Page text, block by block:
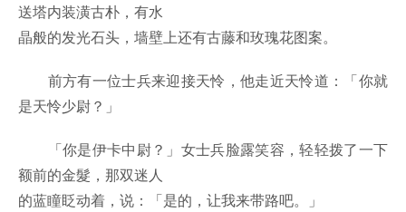
送塔内装潢古朴，有水
晶般的发光石头，墙壁上还有古藤和玫瑰花图案。
前方有一位士兵来迎接天怜，他走近天怜道：「你就
是天怜少尉？」
「你是伊卡中尉？」女士兵脸露笑容，轻轻拨了一下
额前的金髮，那双迷人
的蓝瞳眨动着，说：「是的，让我来带路吧。」